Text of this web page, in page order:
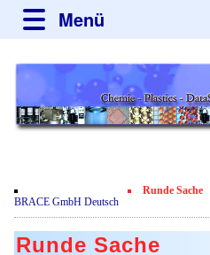
Menü
über BRACE
Leistungen
Newsticker
Film
Kundenrezensionen
Neues
Newsletter
Mikrokugelanlagen
Spherisator Serie
BRACE GmbH Deutsch
Runde Sache
Runde Sache